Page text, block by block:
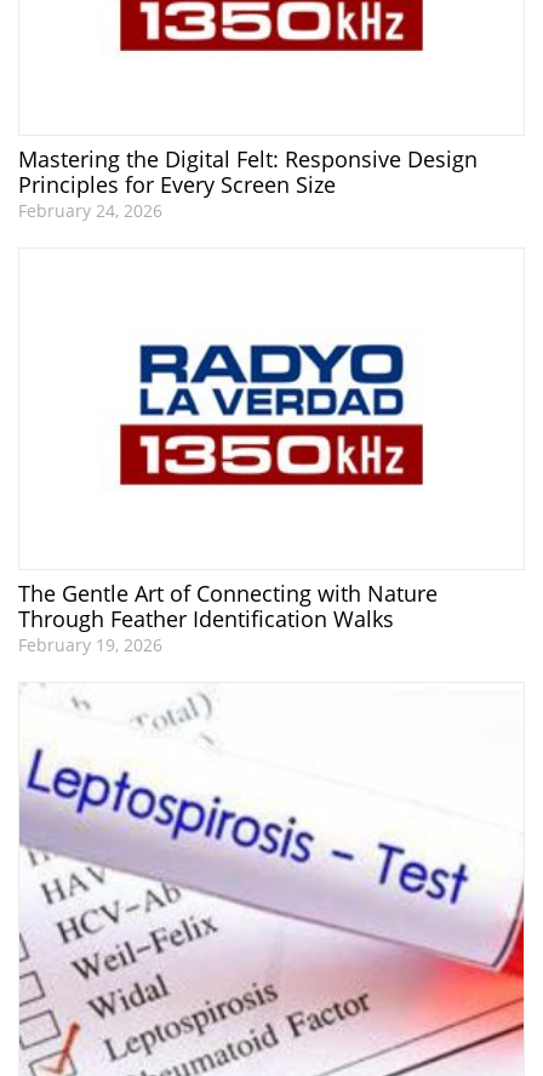
Mastering the Digital Felt: Responsive Design
Principles for Every Screen Size
February 24, 2026
The Gentle Art of Connecting with Nature
Through Feather Identification Walks
February 19, 2026